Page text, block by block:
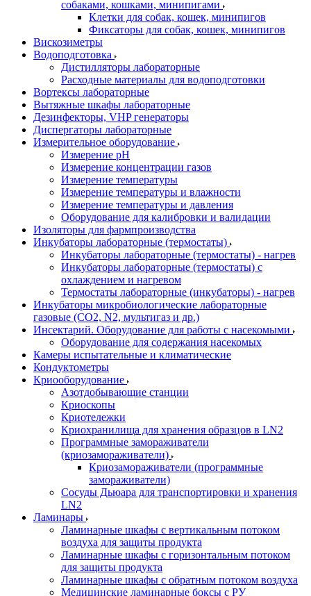
собаками, кошками, минипигами
Клетки для собак, кошек, минипигов
Фиксаторы для собак, кошек, минипигов
Вискозиметры
Водоподготовка
Дистилляторы лабораторные
Расходные материалы для водоподготовки
Вортексы лабораторные
Вытяжные шкафы лабораторные
Дезинфекторы, VHP генераторы
Диспергаторы лабораторные
Измерительное оборудование
Измерение pH
Измерение концентрации газов
Измерение температуры
Измерение температуры и влажности
Измерение температуры и давления
Оборудование для калибровки и валидации
Изоляторы для фармпроизводства
Инкубаторы лабораторные (термостаты)
Инкубаторы лабораторные (термостаты) - нагрев
Инкубаторы лабораторные (термостаты) с
охлаждением и нагревом
Термостаты лабораторные (инкубаторы) - нагрев
Инкубаторы микробиологические лабораторные
газовые (CO2, N2, мультигаз и др.)
Инсектарий. Оборудование для работы с насекомыми
Оборудование для содержания насекомых
Камеры испытательные и климатические
Кондуктометры
Криооборудование
Азотдобывающие станции
Криоскопы
Криотележки
Криохранилища для хранения образцов в LN2
Программные замораживатели
(криозамораживатели)
Криозамораживатели (программные
замораживатели)
Сосуды Дьюара для транспортировки и хранения
LN2
Ламинары
Ламинарные шкафы с вертикальным потоком
воздуха для защиты продукта
Ламинарные шкафы с горизонтальным потоком
для защиты продукта
Ламинарные шкафы с обратным потоком воздуха
Медицинские ламинарные боксы с РУ